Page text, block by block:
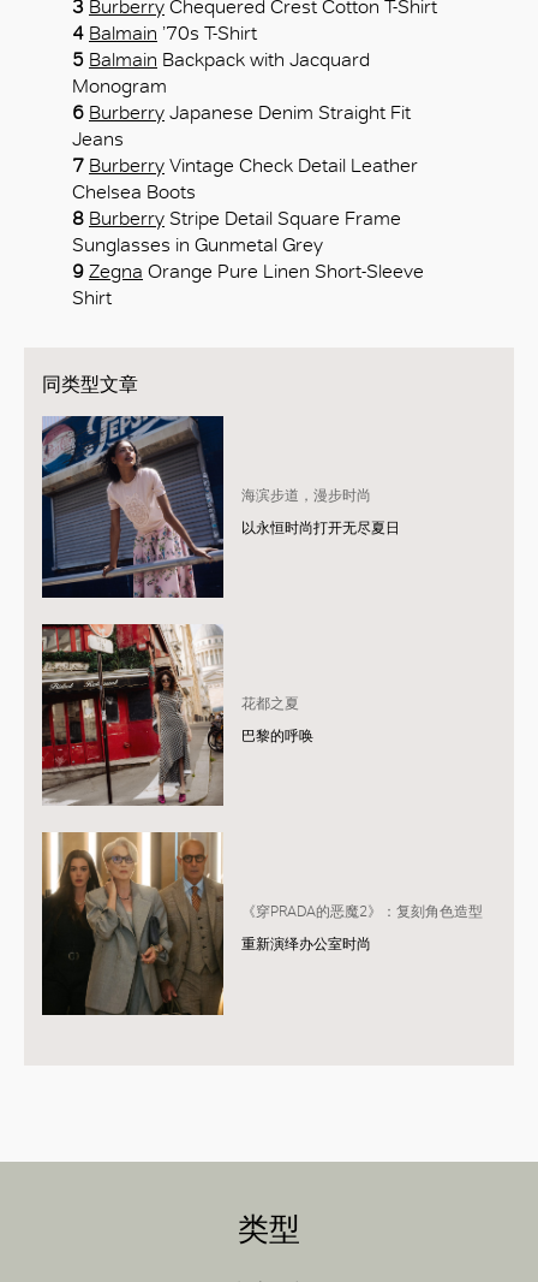
3 Burberry Chequered Crest Cotton T-Shirt
4 Balmain ’70s T-Shirt
5 Balmain Backpack with Jacquard
Monogram
6 Burberry Japanese Denim Straight Fit
Jeans
7 Burberry Vintage Check Detail Leather
Chelsea Boots
8 Burberry Stripe Detail Square Frame
Sunglasses in Gunmetal Grey
9 Zegna Orange Pure Linen Short-Sleeve
Shirt
同类型文章
海滨步道，漫步时尚
以永恒时尚打开无尽夏日
花都之夏
巴黎的呼唤
《穿PRADA的恶魔2》：复刻角色造型
重新演绎办公室时尚
类型